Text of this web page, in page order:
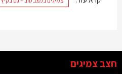
חצב צמיגים